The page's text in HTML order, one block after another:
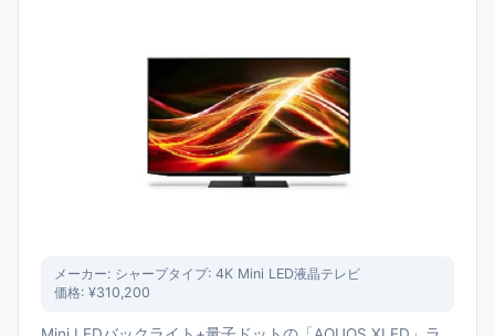
メーカー: シャープタイプ: 4K Mini LED液晶テレビ
価格: ¥310,200